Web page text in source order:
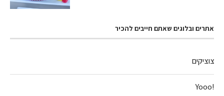
אתרים ובלוגים שאתם חייבים להכיר
צוציקים
!Yooo